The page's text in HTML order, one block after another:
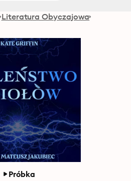
Literatura Obyczajowa
Próbka